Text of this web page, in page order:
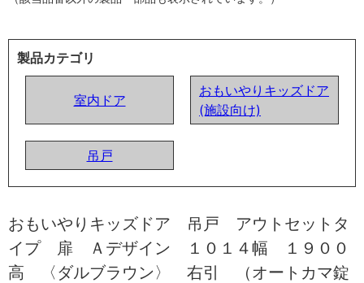
製品カテゴリ
室内ドア
おもいやりキッズドア
(施設向け)
吊戸
おもいやりキッズドア 吊戸 アウトセットタ
イプ 扉 Ａデザイン １０１４幅 １９００
高 〈ダルブラウン〉 右引 （オートカマ錠